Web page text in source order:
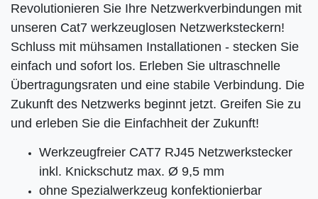
Revolutionieren Sie Ihre Netzwerkverbindungen mit
unseren Cat7 werkzeuglosen Netzwerksteckern!
Schluss mit mühsamen Installationen - stecken Sie
einfach und sofort los. Erleben Sie ultraschnelle
Übertragungsraten und eine stabile Verbindung. Die
Zukunft des Netzwerks beginnt jetzt. Greifen Sie zu
und erleben Sie die Einfachheit der Zukunft!
Werkzeugfreier CAT7 RJ45 Netzwerkstecker
inkl. Knickschutz max. Ø 9,5 mm
ohne Spezialwerkzeug konfektionierbar